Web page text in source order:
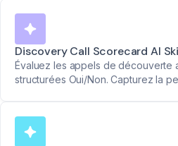
Discovery Call Scorecard AI
Évaluez les appels de découverte
structurées Oui/Non. Capturez la